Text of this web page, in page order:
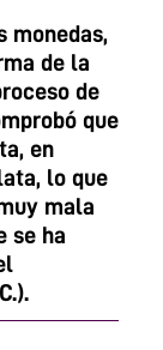
monedas,
de la
de
que
en
lo que
mala
se ha